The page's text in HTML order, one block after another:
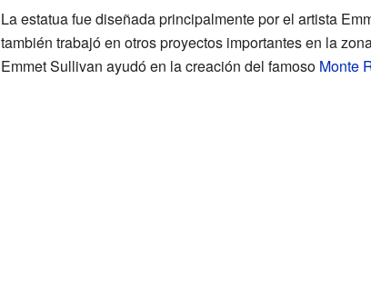
La estatua fue diseñada principalmente por el artista
también trabajó en otros proyectos importantes en la
Emmet Sullivan ayudó en la creación del famoso Monte